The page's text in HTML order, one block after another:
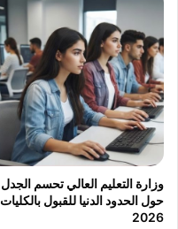
وزارة التعليم العالي تحسم الجدل
حول الحدود الدنيا للقبول بالكليات
2026